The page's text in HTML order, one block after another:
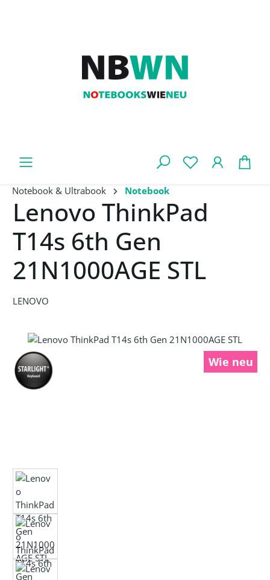
Notebook & Ultrabook Notebook
Lenovo ThinkPad
T14s 6th Gen
21N1000AGE STL
LENOVO
Bildergalerie überspringen
Wie neu